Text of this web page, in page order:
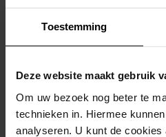
Toestemming
Deze website maakt gebruik
Om uw bezoek nog beter te
technieken in. Hiermee
analyseren. U kunt de
Medemblik,
Medemblik,